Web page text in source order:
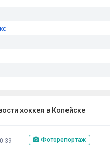
хоккея в Копейске
Фоторепортаж